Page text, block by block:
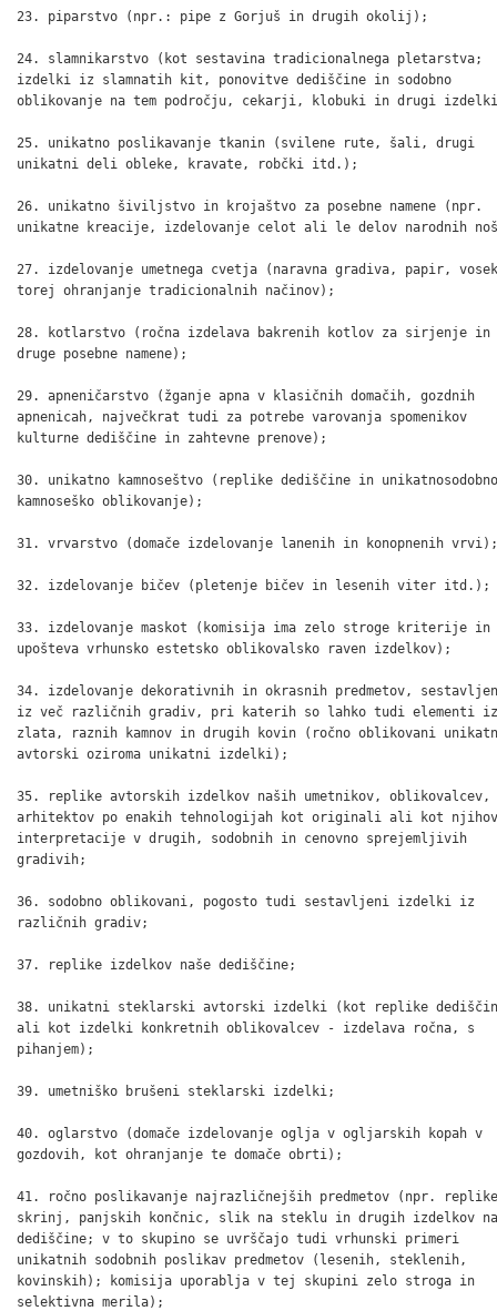
23. piparstvo (npr.: pipe z Gorjuš in drugih okolij);
24. slamnikarstvo (kot sestavina tradicionalnega pletarstva;
izdelki iz slamnatih kit, ponovitve dediščine in sodobno
oblikovanje na tem področju, cekarji, klobuki in drugi
25. unikatno poslikavanje tkanin (svilene rute, šali, drugi
unikatni deli obleke, kravate, robčki itd.);
26. unikatno šiviljstvo in krojaštvo za posebne namene (npr.
unikatne kreacije, izdelovanje celot ali le delov narodnih
27. izdelovanje umetnega cvetja (naravna gradiva, papir,
torej ohranjanje tradicionalnih načinov);
28. kotlarstvo (ročna izdelava bakrenih kotlov za sirjenje in
druge posebne namene);
29. apneničarstvo (žganje apna v klasičnih domačih, gozdnih
apnenicah, največkrat tudi za potrebe varovanja spomenikov
kulturne dediščine in zahtevne prenove);
30. unikatno kamnoseštvo (replike dediščine in unikatnosodobno
kamnoseško oblikovanje);
31. vrvarstvo (domače izdelovanje lanenih in konopnenih vrvi);
32. izdelovanje bičev (pletenje bičev in lesenih viter itd.);
33. izdelovanje maskot (komisija ima zelo stroge kriterije in
upošteva vrhunsko estetsko oblikovalsko raven izdelkov);
34. izdelovanje dekorativnih in okrasnih predmetov,
iz več različnih gradiv, pri katerih so lahko tudi elementi iz
zlata, raznih kamnov in drugih kovin (ročno oblikovani
avtorski oziroma unikatni izdelki);
35. replike avtorskih izdelkov naših umetnikov, oblikovalcev,
arhitektov po enakih tehnologijah kot originali ali kot
interpretacije v drugih, sodobnih in cenovno sprejemljivih
gradivih;
36. sodobno oblikovani, pogosto tudi sestavljeni izdelki iz
različnih gradiv;
37. replike izdelkov naše dediščine;
38. unikatni steklarski avtorski izdelki (kot replike
ali kot izdelki konkretnih oblikovalcev - izdelava ročna, s
pihanjem);
39. umetniško brušeni steklarski izdelki;
40. oglarstvo (domače izdelovanje oglja v ogljarskih kopah v
gozdovih, kot ohranjanje te domače obrti);
41. ročno poslikavanje najrazličnejših predmetov (npr. replike
skrinj, panjskih končnic, slik na steklu in drugih izdelkov
dediščine; v to skupino se uvrščajo tudi vrhunski primeri
unikatnih sodobnih poslikav predmetov (lesenih, steklenih,
kovinskih); komisija uporablja v tej skupini zelo stroga in
selektivna merila);